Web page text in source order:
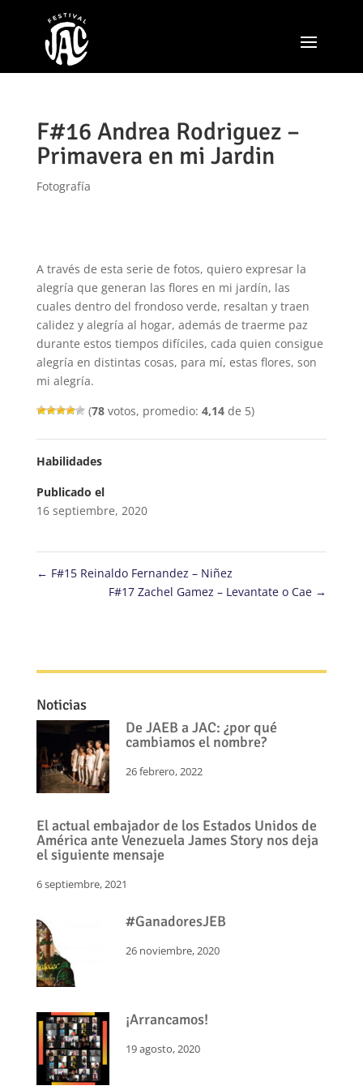
F#16 Andrea Rodriguez –
Primavera en mi Jardin
Fotografía
A través de esta serie de fotos, quiero expresar la
alegría que generan las flores en mi jardín, las
cuales dentro del frondoso verde, resaltan y traen
calidez y alegría al hogar, además de traerme paz
durante estos tiempos difíciles, cada quien consigue
alegría en distintas cosas, para mí, estas flores, son
mi alegría.
(78votos, promedio: 4,14de 5)
Habilidades
Publicado el
16 septiembre, 2020
← F#15 Reinaldo Fernandez – Niñez
F#17 Zachel Gamez – Levantate o Cae →
Noticias
De JAEB a JAC: ¿por qué
cambiamos el nombre?
26 febrero, 2022
El actual embajador de los Estados Unidos de
América ante Venezuela James Story nos deja
el siguiente mensaje
6 septiembre, 2021
#GanadoresJEB
26 noviembre, 2020
¡Arrancamos!
19 agosto, 2020